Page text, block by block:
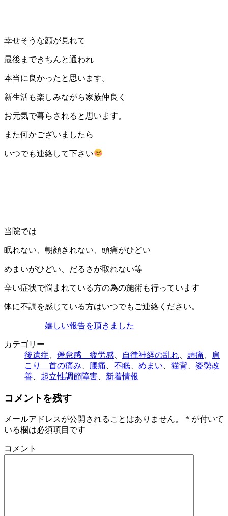
幸せそうな顔が見れて
最後まできちんと通われ
本当に良かったと思います。
新生活も楽しみながら家族仲良く
お元気で暮らされると思います。
また何かございましたら
いつでも連絡して下さい
当院では
眠れない、朝顔きれない、頭痛がひどい
めまいがひどい、だるさが取れない等
辛い症状で悩まれている方の為の施術も行っています
体に不調を感じている方はいつでもご連絡ください。
嬉しい報告を頂きました
カテゴリー
後遺症
倦怠感 疲労感 自律神経の乱れ 頭痛
肩
こり 首の痛み
腰痛 不眠 めまい 猫背
姿勢改
善
起立性調節障害 新着情報
コメントを残す
メールアドレスが公開されることはありません。 * が付いて
いる欄は必須項目です
コメント